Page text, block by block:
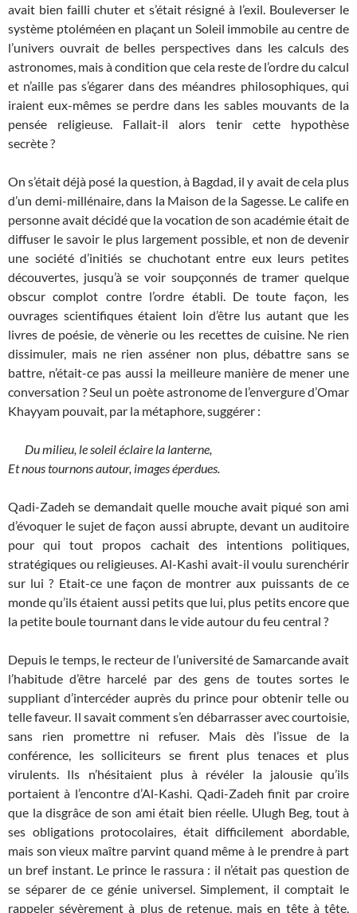
avait bien failli chuter et s’était résigné à l’exil. Bouleverser le
système ptoléméen en plaçant un Soleil immobile au centre de
l’univers ouvrait de belles perspectives dans les calculs des
astronomes, mais à condition que cela reste de l’ordre du calcul
et n’aille pas s’égarer dans des méandres philosophiques, qui
iraient eux-mêmes se perdre dans les sables mouvants de la
pensée religieuse. Fallait-il alors tenir cette hypothèse
secrète ?
On s’était déjà posé la question, à Bagdad, il y avait de cela plus
d’un demi-millénaire, dans la Maison de la Sagesse. Le calife en
personne avait décidé que la vocation de son académie était de
diffuser le savoir le plus largement possible, et non de devenir
une société d’initiés se chuchotant entre eux leurs petites
découvertes, jusqu’à se voir soupçonnés de tramer quelque
obscur complot contre l’ordre établi. De toute façon, les
ouvrages scientifiques étaient loin d’être lus autant que les
livres de poésie, de vènerie ou les recettes de cuisine. Ne rien
dissimuler, mais ne rien asséner non plus, débattre sans se
battre, n’était-ce pas aussi la meilleure manière de mener une
conversation ? Seul un poète astronome de l’envergure d’Omar
Khayyam pouvait, par la métaphore, suggérer :
Du milieu, le soleil éclaire la lanterne,
Et nous tournons autour, images éperdues.
Qadi-Zadeh se demandait quelle mouche avait piqué son ami
d’évoquer le sujet de façon aussi abrupte, devant un auditoire
pour qui tout propos cachait des intentions politiques,
stratégiques ou religieuses. Al-Kashi avait-il voulu surenchérir
sur lui ? Etait-ce une façon de montrer aux puissants de ce
monde qu’ils étaient aussi petits que lui, plus petits encore que
la petite boule tournant dans le vide autour du feu central ?
Depuis le temps, le recteur de l’université de Samarcande avait
l’habitude d’être harcelé par des gens de toutes sortes le
suppliant d’intercéder auprès du prince pour obtenir telle ou
telle faveur. Il savait comment s’en débarrasser avec courtoisie,
sans rien promettre ni refuser. Mais dès l’issue de la
conférence, les solliciteurs se firent plus tenaces et plus
virulents. Ils n’hésitaient plus à révéler la jalousie qu’ils
portaient à l’encontre d’Al-Kashi. Qadi-Zadeh finit par croire
que la disgrâce de son ami était bien réelle. Ulugh Beg, tout à
ses obligations protocolaires, était difficilement abordable,
mais son vieux maître parvint quand même à le prendre à part
un bref instant. Le prince le rassura : il n’était pas question de
se séparer de ce génie universel. Simplement, il comptait le
rappeler sévèrement à plus de retenue, mais en tête à tête,